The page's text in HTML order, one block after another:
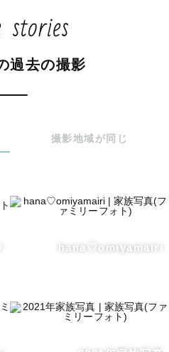
チリしたポージングも撮影可
したい。
お写真をご提供していけたら
ストさまのお気持ちに寄り添
ご連絡ください！お待ちして
過去の撮影
撮影地域が同じ
hana♡omiyamairi